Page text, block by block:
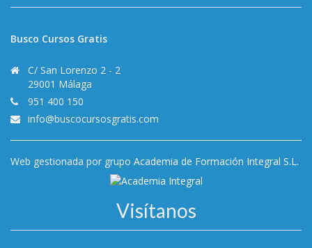
Busco Cursos Gratis
C/ San Lorenzo 2 - 2
29001 Málaga
951 400 150
info@buscocursosgratis.com
Web gestionada por grupo Academia de Formación Integral S.L.
Visítanos